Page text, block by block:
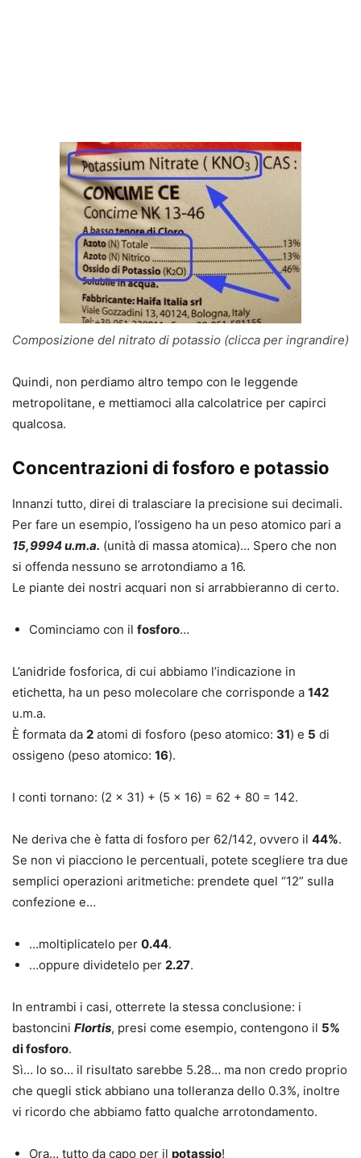
Composizione del nitrato di potassio (clicca per ingrandire)
Quindi, non perdiamo altro tempo con le leggende
metropolitane, e mettiamoci alla calcolatrice per capirci
qualcosa.
Concentrazioni di fosforo e potassio
Innanzi tutto, direi di tralasciare la precisione sui decimali.
Per fare un esempio, l’ossigeno ha un peso atomico pari a
15,9994 u.m.a. (unità di massa atomica)… Spero che non
si offenda nessuno se arrotondiamo a 16.
Le piante dei nostri acquari non si arrabbieranno di certo.
Cominciamo con il fosforo…
L’anidride fosforica, di cui abbiamo l’indicazione in
etichetta, ha un peso molecolare che corrisponde a 142
u.m.a.
È formata da 2 atomi di fosforo (peso atomico: 31) e 5 di
ossigeno (peso atomico: 16).
I conti tornano: (2 x 31) + (5 x 16) = 62 + 80 = 142.
Ne deriva che è fatta di fosforo per 62/142, ovvero il 44%.
Se non vi piacciono le percentuali, potete scegliere tra due
semplici operazioni aritmetiche: prendete quel “12” sulla
confezione e…
…moltiplicatelo per 0.44.
…oppure dividetelo per 2.27.
In entrambi i casi, otterrete la stessa conclusione: i
bastoncini Flortis, presi come esempio, contengono il 5%
di fosforo.
Sì… lo so… il risultato sarebbe 5.28… ma non credo proprio
che quegli stick abbiano una tolleranza dello 0.3%, inoltre
vi ricordo che abbiamo fatto qualche arrotondamento.
Ora… tutto da capo per il potassio!